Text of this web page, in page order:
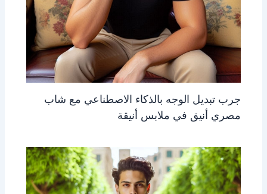
جرب تبديل الوجه بالذكاء الاصطناعي مع شاب
مصري أنيق في ملابس أنيقة